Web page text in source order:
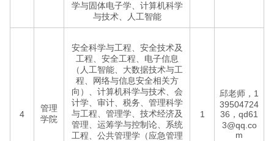
学与固体电子学、计算机科学
与技术、人工智能
4
管理
学院
安全科学与工程、安全技术及
工程、安全工程、电子信息
（人工智能、大数据技术与工
程、网络与信息安全相关方
向）、计算机科学与技术、会
计学、审计、税务、管理科学
与工程、管理学、技术经济及
管理、运筹学与控制论、系统
工程、公共管理学（应急管理
1
邱老师，1
39504724
36，qd61
3@qq.co
m